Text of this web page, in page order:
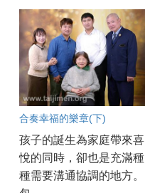
合奏幸福的樂章(下)
孩子的誕生為家庭帶來喜
悅的同時，卻也是充滿種
種需要溝通協調的地方。